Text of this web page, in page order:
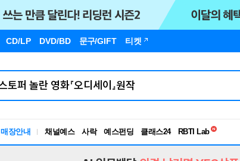
CD/LP DVD/BD 문구/GIFT 티켓
매장안내 채널예스 사락 예스펀딩 클래스24
독서유형검사